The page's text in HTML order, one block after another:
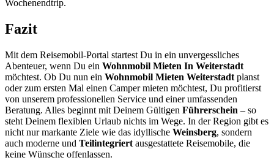
Wochenendtrip.
Fazit
Mit dem Reisemobil-Portal startest Du in ein unvergessliches
Abenteuer, wenn Du ein Wohnmobil Mieten In Weiterstadt
möchtest. Ob Du nun ein Wohnmobil Mieten Weiterstadt planst
oder zum ersten Mal einen Camper mieten möchtest, Du profitierst
von unserem professionellen Service und einer umfassenden
Beratung. Alles beginnt mit Deinem Gültigen Führerschein – so
steht Deinem flexiblen Urlaub nichts im Wege. In der Region gibt es
nicht nur markante Ziele wie das idyllische Weinsberg, sondern
auch moderne und Teilintegriert ausgestattete Reisemobile, die
keine Wünsche offenlassen.